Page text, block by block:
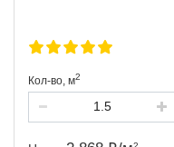
Кол-во, м2